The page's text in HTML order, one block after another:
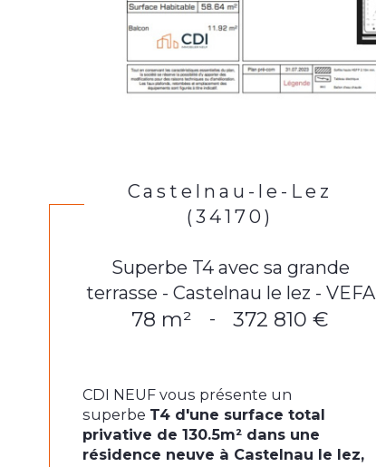
Castelnau-le-Lez
(34170)
Superbe T4 avec sa grande
terrasse - Castelnau le lez - VEFA
78 m² - 372 810 €
CDI NEUF vous présente un
superbe T4 d'une surface total
privative de 130.5m² dans une
résidence neuve à Castelnau le lez,